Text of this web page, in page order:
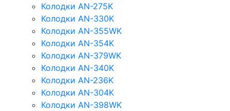
Колодки AN-275K
Колодки AN-330K
Колодки AN-355WK
Колодки AN-354K
Колодки AN-379WK
Колодки AN-340K
Колодки AN-236K
Колодки AN-304K
Колодки AN-398WK